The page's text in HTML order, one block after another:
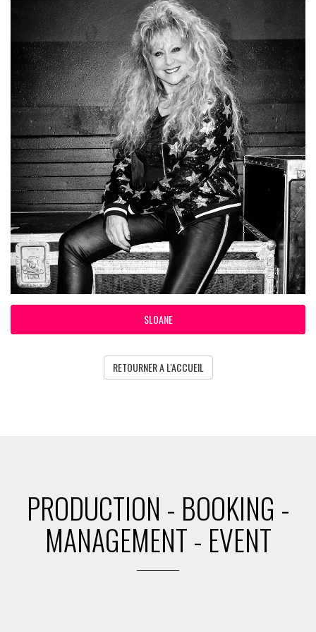
SLOANE
RETOURNER A L'ACCUEIL
PRODUCTION - BOOKING -
MANAGEMENT - EVENT